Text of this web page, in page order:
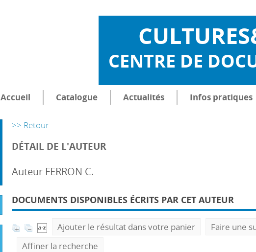
CENTRE DE
Accueil Catalogue Actualités Infos pratiques
>> Retour
DÉTAIL DE L'AUTEUR
Auteur FERRON C.
DOCUMENTS DISPONIBLES ÉCRITS PAR CET AUTEUR
Ajouter le résultat dans votre panier
Faire une
Affiner la recherche